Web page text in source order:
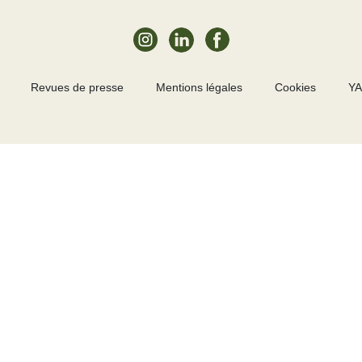
Revues de presse Mentions légales Cookies